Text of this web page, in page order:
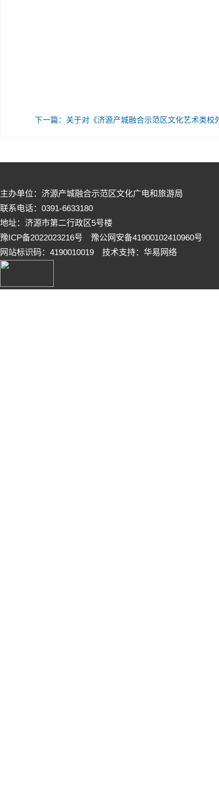
下一篇：关于对《济源产城融合示范区文化艺术类校
主办单位：济源产城融合示范区文化广电和旅游局
联系电话：0391-6633180
地址：济源市第二行政区5号楼
豫ICP备2022023216号 豫公网安备41900102410960号
网站标识码：4190010019 技术支持：华易网络